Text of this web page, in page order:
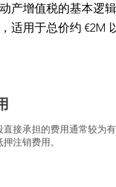
产增值税的基本逻
适用于总价约 €2M
接承担的费用通常较为
注销费用。